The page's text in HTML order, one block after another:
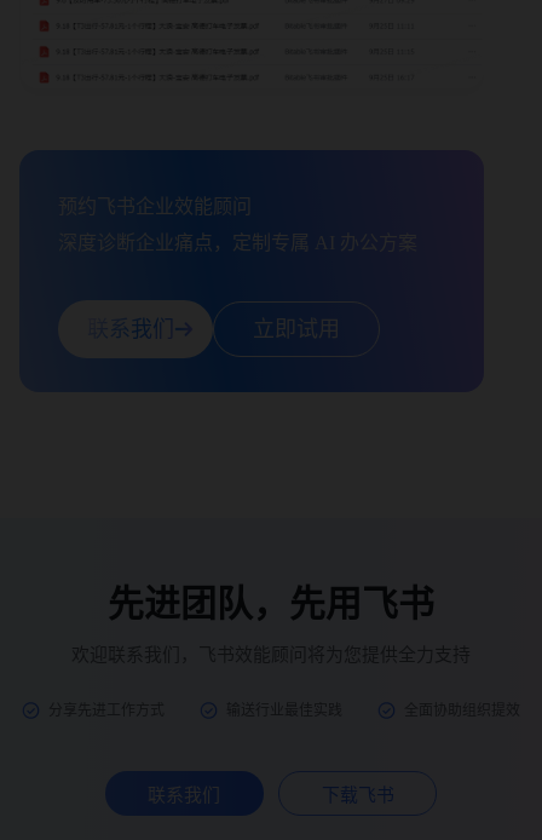
预约飞书企业效能顾问
深度诊断企业痛点，定制专属 AI 办公方案
联系我们 立即试用
先进团队，先用飞书
联系我们 下载飞书